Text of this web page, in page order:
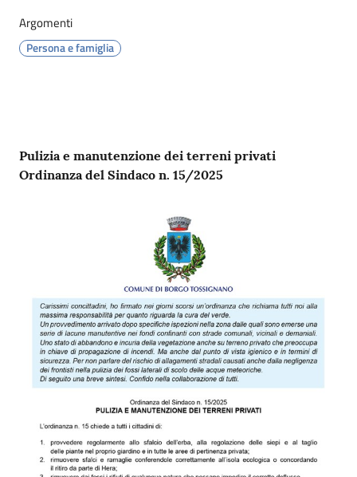
Argomenti
Persona e famiglia
Contenuto
Pulizia e manutenzione dei terreni privati
Ordinanza del Sindaco n. 15/2025